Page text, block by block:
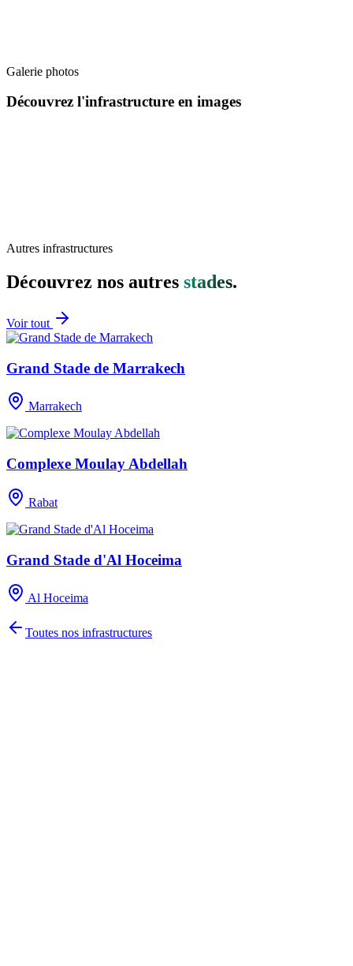
Galerie photos
Découvrez l'infrastructure en images
Autres infrastructures
Découvrez nos autres stades.
Voir tout
Grand Stade de Marrakech
Marrakech
Complexe Moulay Abdellah
Rabat
Grand Stade d'Al Hoceima
Al Hoceima
Toutes nos infrastructures